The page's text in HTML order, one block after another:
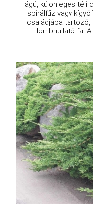
ágú, különleges téli
spirálfűz vagy
családjába tartozó,
lombhullató fa.